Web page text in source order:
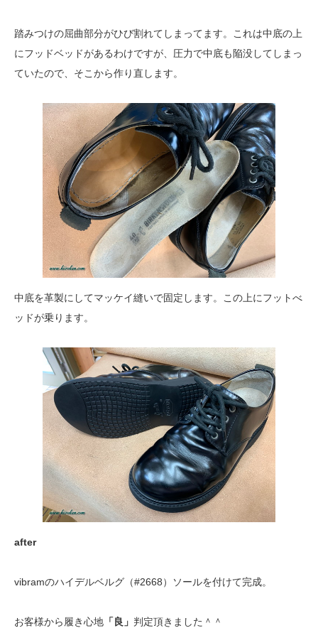
踏みつけの屈曲部分がひび割れてしまってます。これは中底の上
にフッドベッドがあるわけですが、圧力で中底も陥没してしまっ
ていたので、そこから作り直します。
中底を革製にしてマッケイ縫いで固定します。この上にフットべ
ッドが乗ります。
after
vibramのハイデルベルグ（#2668）ソールを付けて完成。
お客様から履き心地 「良」 判定頂きました＾＾